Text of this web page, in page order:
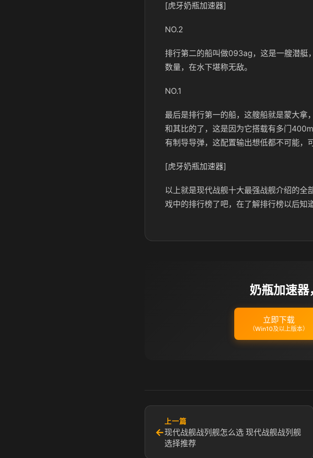
[虎牙奶瓶加速器]
NO.2
排行第二的船叫做093ag，这是一艘潜艇
数量，在水下堪称无敌。
NO.1
最后是排行第一的船，这艘船就是蒙大拿
和其比的了，这是因为它搭载有多门
有制导导弹，这配置输出想低都不可能，
[虎牙奶瓶加速器]
以上就是现代战舰十大最强战舰介绍的全
戏中的排行榜了吧，在了解排行榜以后知
奶瓶加速
立即下载
（Win10及以上版本）
←
上一篇
现代战舰战列舰怎么选 现代战舰战列舰
选择推荐